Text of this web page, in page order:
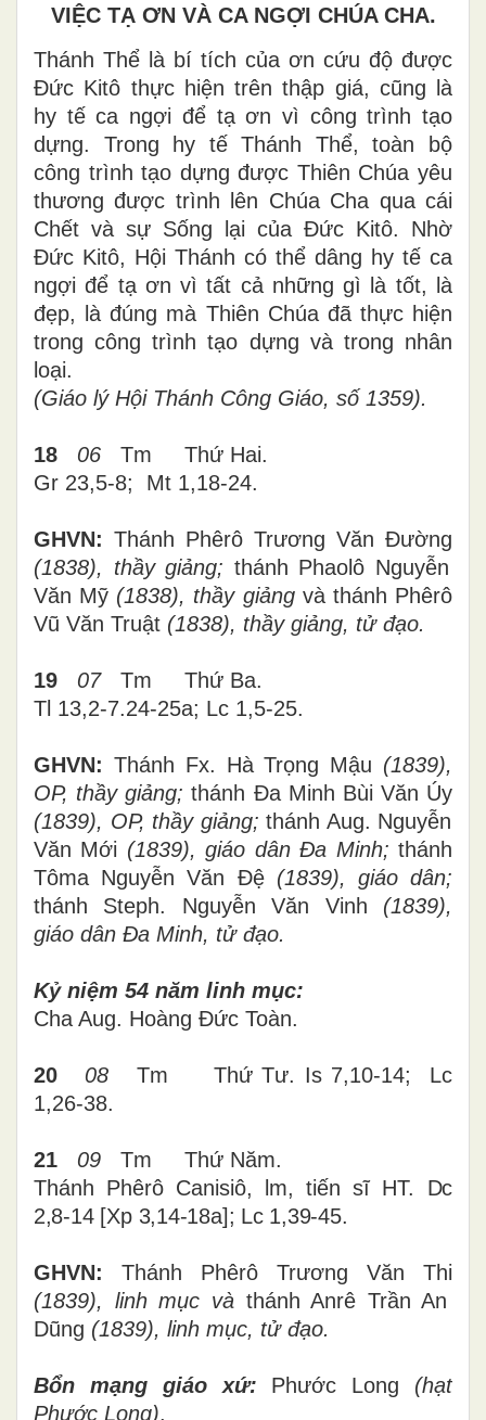
VIỆC TẠ ƠN VÀ CA NGỢI CHÚA CHA.
Thánh Thể là bí tích của ơn cứu độ được
Đức Kitô thực hiện trên thập giá, cũng là
hy tế ca ngợi để tạ ơn vì công trình tạo
dựng. Trong hy tế Thánh Thể, toàn bộ
công trình tạo dựng được Thiên Chúa yêu
thương được trình lên Chúa Cha qua cái
Chết và sự Sống lại của Đức Kitô. Nhờ
Đức Kitô, Hội Thánh có thể dâng hy tế ca
ngợi để tạ ơn vì tất cả những gì là tốt, là
đẹp, là đúng mà Thiên Chúa đã thực hiện
trong công trình tạo dựng và trong nhân
loại.
(Giáo lý Hội Thánh Công Giáo, số 1359).
18 06 Tm Thứ Hai.
Gr 23,5-8; Mt 1,18-24.
GHVN: Thánh Phêrô Trương Văn Đường
(1838), thầy giảng; thánh Phaolô Nguyễn
Văn Mỹ (1838), thầy giảng và thánh Phêrô
Vũ Văn Truật (1838), thầy giảng, tử đạo.
19 07Tm Thứ Ba.
Tl 13,2-7.24-25a; Lc 1,5-25.
GHVN: Thánh Fx. Hà Trọng Mậu (1839),
OP, thầy giảng;thánh Đa Minh Bùi Văn Úy
(1839), OP, thầy giảng;thánh Aug. Nguyễn
Văn Mới (1839), giáo dân Đa Minh;thánh
Tôma Nguyễn Văn Đệ (1839), giáo dân;
thánh Steph. Nguyễn Văn Vinh (1839),
giáo dân Đa Minh, tử đạo.
Kỷ niệm 54 năm linh mục:
Cha Aug. Hoàng Đức Toàn.
20 08 Tm ThứTư. Is 7,10-14; Lc
1,26-38.
21 09 Tm Thứ Năm.
Thánh Phêrô Canisiô, lm, tiến sĩ HT. Dc
2,8-14 [Xp 3,14-18a]; Lc 1,39-45.
GHVN: Thánh Phêrô Trương Văn Thi
(1839), linh mục và thánh Anrê Trần An
Dũng (1839), linh mục, tử đạo.
Bổn mạng giáo xứ: Phước Long (hạt
Phước Long).